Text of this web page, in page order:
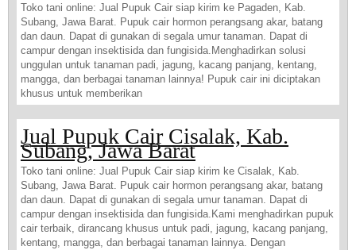
Toko tani online: Jual Pupuk Cair siap kirim ke Pagaden, Kab.
Subang, Jawa Barat. Pupuk cair hormon perangsang akar, batang
dan daun. Dapat di gunakan di segala umur tanaman. Dapat di
campur dengan insektisida dan fungisida.Menghadirkan solusi
unggulan untuk tanaman padi, jagung, kacang panjang, kentang,
mangga, dan berbagai tanaman lainnya! Pupuk cair ini diciptakan
khusus untuk memberikan
Jual Pupuk Cair Cisalak, Kab.
Subang, Jawa Barat
Toko tani online: Jual Pupuk Cair siap kirim ke Cisalak, Kab.
Subang, Jawa Barat. Pupuk cair hormon perangsang akar, batang
dan daun. Dapat di gunakan di segala umur tanaman. Dapat di
campur dengan insektisida dan fungisida.Kami menghadirkan pupuk
cair terbaik, dirancang khusus untuk padi, jagung, kacang panjang,
kentang, mangga, dan berbagai tanaman lainnya. Dengan